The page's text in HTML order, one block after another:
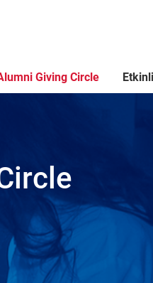
Giving Circle